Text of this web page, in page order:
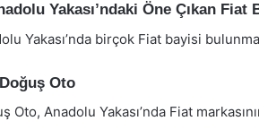
Yakası’ndaki Öne Çıkan Fiat
Yakası’nda birçok Fiat bayisi
Oto
Oto, Anadolu Yakası’nda Fiat